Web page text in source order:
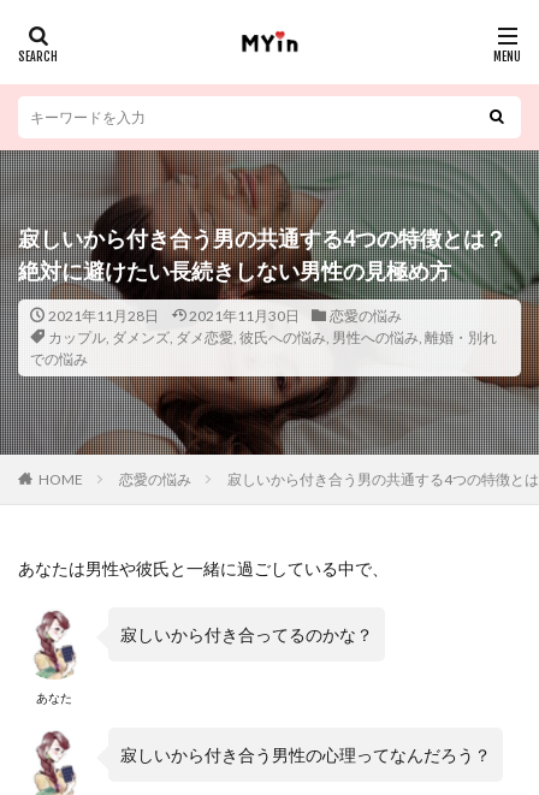
寂しいから付き合う男の共通する4つの特徴とは？
絶対に避けたい長続きしない男性の見極め方
2021年11月28日 2021年11月30日
恋愛の悩み
カップル, ダメンズ, ダメ恋愛, 彼氏への悩み, 男性への悩み, 離婚・別れ
での悩み
HOME 恋愛の悩み 寂しいから付き合う男の共通する4つの特徴と
あなたは男性や彼氏と一緒に過ごしている中で、
あなた
寂しいから付き合ってるのかな？
寂しいから付き合う男性の心理ってなんだろう？